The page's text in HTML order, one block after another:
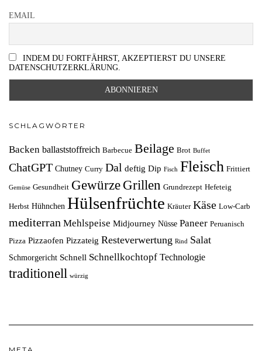
EMAIL
INDEM DU FORTFÄHRST, AKZEPTIERST DU UNSERE
DATENSCHUTZERKLÄRUNG.
SCHLAGWÖRTER
Backen ballaststoffreich Barbecue Beilage Brot Buffet
ChatGPT Chutney Curry Dal deftig Dip Fisch Fleisch Frittiert
Gemüse Gesundheit Gewürze Grillen Grundrezept Hefeteig
Herbst Hühnchen Hülsenfrüchte Kräuter Käse Low-Carb
mediterran Mehlspeise Midjourney Nüsse Paneer Peruanisch
Pizza Pizzaofen Pizzateig Resteverwertung Rind Salat
Schmorgericht Schnell Schnellkochtopf Technologie
traditionell würzig